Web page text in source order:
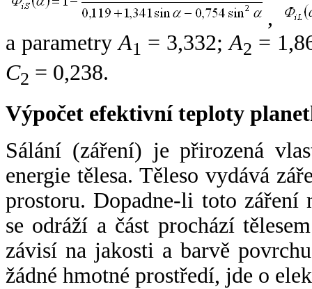
,
a parametryA1 = 3,332;A2 =
C2 = 0,238.
Výpočet efektivní teploty
Sálání (záření) je přirozená
energie tělesa. Těleso vydává
prostoru. Dopadne-li toto záření
se odráží a část prochází
závisí na jakosti a barvě
žádné hmotné prostředí, jde o